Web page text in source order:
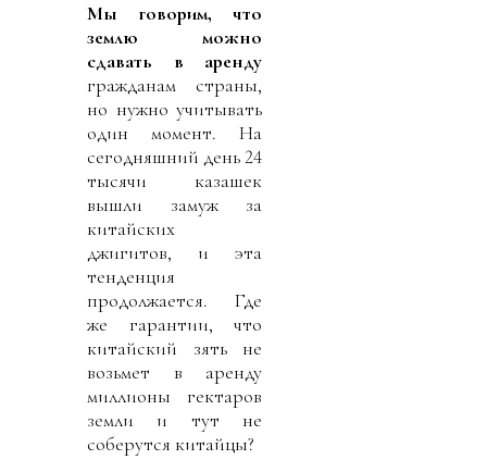
Мы говорим, что
землю можно
сдавать в аренду
гражданам страны,
но нужно учитывать
один момент. На
сегодняшний день 24
тысячи казашек
вышли замуж за
китайских
джигитов, и эта
тенденция
продолжается. Где
же гарантии, что
китайский зять не
возьмет в аренду
миллионы гектаров
земли и тут не
соберутся китайцы?